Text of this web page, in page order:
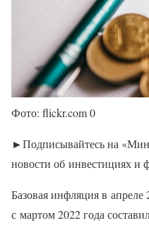
Фото: flickr.com 0
►Подписывайтесь на
новости об инвестициях и
Базовая инфляция в
с мартом 2022 года